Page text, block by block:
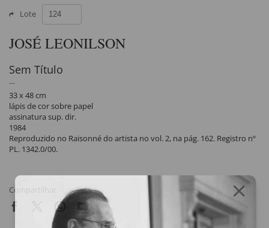
Lote
JOSÉ LEONILSON
Sem Título
33 x 48 cm
lápis de cor sobre papel
assinatura sup. dir.
1984
Reproduzido no Raisonné do artista no vol. 2, na pág. 162. Registro nº
PL. 1342.0/00.
Compartilhar